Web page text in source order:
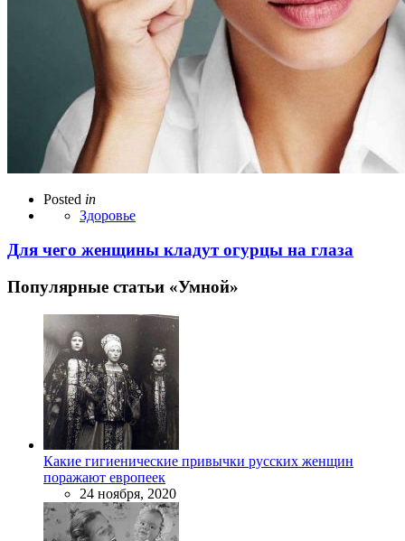
Posted in
Здоровье
Для чего женщины кладут огурцы на глаза
Популярные статьи «Умной»
Какие гигиенические привычки русских женщин
поражают европеек
24 ноября, 2020